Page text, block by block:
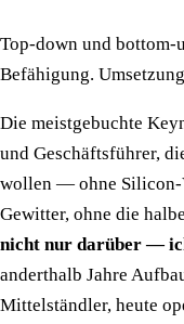
Top-down und bottom-
Befähigung.
Die meistgebuchte
und Geschäftsführer,
wollen — ohne Silicon-
Gewitter, ohne die
nicht nur darüber —
anderthalb Jahre
Mittelständler, heute